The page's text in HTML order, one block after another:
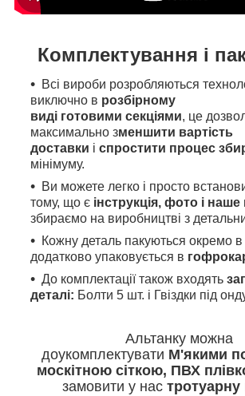
Комплектування і
Всі вироби розробляються
виключно в розбірному
виді готовими секціями, це
максимально зменшити вартість
доставки і спростити процес
мінімуму.
Ви можете легко і просто
тому, що є інструкція, фото і наше
збираємо на виробництві з
Кожну деталь пакуються окремо в
додатково упаковується в
До комплектації також входять
деталі: Болти 5 шт. і Гвіздки під
Альтанку можна
доукомплектувати М'якими
москітною сіткою, ПВХ
замовити у нас тротуарну